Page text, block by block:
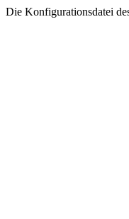
Die Konfigurationsdatei